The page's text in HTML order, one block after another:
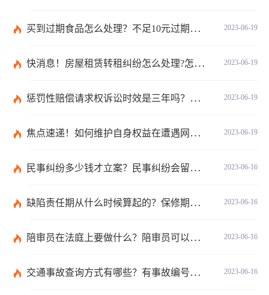
2023-06-19
买到过期食品怎么处理？不足10元过期商品怎么赔偿？
2023-06-19
快消息！房屋租赁转租纠纷怎么处理?怎么处理房屋转租纠纷?
2023-06-19
惩罚性赔偿请求权诉讼时效是三年吗？惩罚性赔偿的现行法律是哪条？
2023-06-19
焦点速递！如何维护自身权益在遭遇网络诈骗情况下？网络诈骗案件举报方式是什么？
2023-06-16
民事纠纷多少钱才立案？民事纠纷会留案底吗？
2023-06-16
缺陷责任期从什么时候算起的？保修期与缺陷责任期的区别是什么？
2023-06-16
陪审员在法庭上要做什么？陪审员可以参加二审吗为什么？ 全球时讯
2023-06-16
交通事故查询方式有哪些？有事故编号没有查询码怎么查？